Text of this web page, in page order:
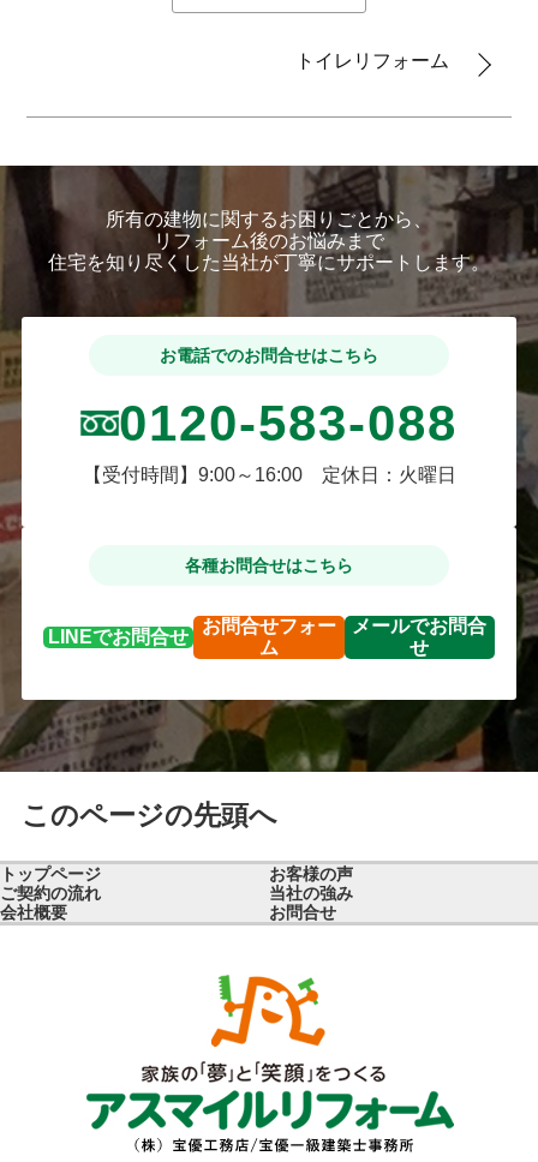
トイレリフォーム
所有の建物に関するお困りごとから、
リフォーム後のお悩みまで
住宅を知り尽くした当社が丁寧にサポートします。
お電話でのお問合せはこちら
0120-583-088
【受付時間】9:00～16:00 定休日：火曜日
各種お問合せはこちら
LINEでお問合せ
お問合せフォー
ム
メールでお問合
せ
このページの先頭へ
トップページ
お客様の声
ご契約の流れ
当社の強み
会社概要
お問合せ